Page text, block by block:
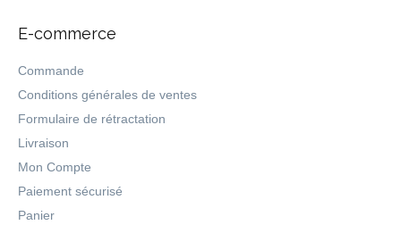
E-commerce
Commande
Conditions générales de ventes
Formulaire de rétractation
Livraison
Mon Compte
Paiement sécurisé
Panier